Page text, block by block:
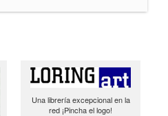
Una librería excepcional en la
red ¡Pincha el logo!